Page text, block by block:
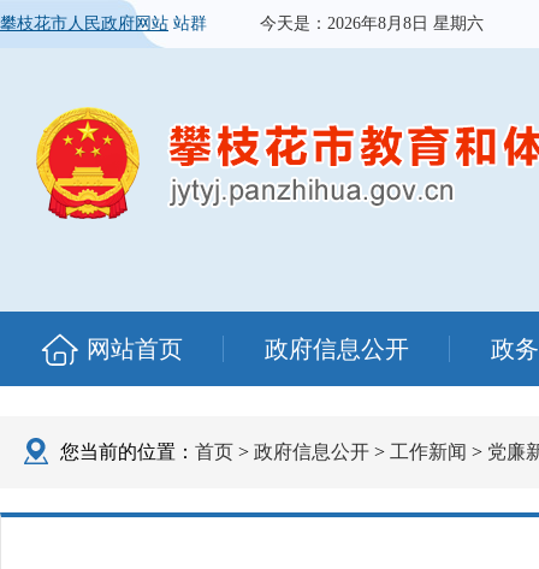
攀枝花市人民政府网站 站群 今天是： 2026年8月8日 星期六
网站首页 政府信息公开 政
您当前的位置： 首页 > 政府信息公开 > 工作新闻 > 党廉